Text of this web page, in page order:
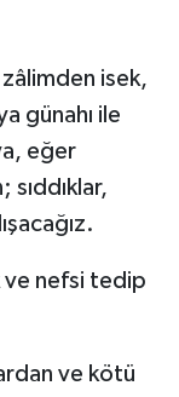
isek,
günahı ile
eğer
sıddıklar,
nefsi tedip
ve kötü